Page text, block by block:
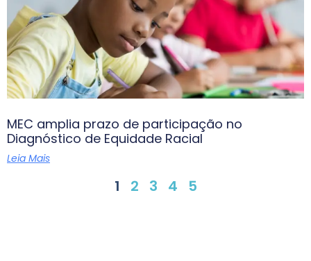
MEC amplia prazo de participação no
Diagnóstico de Equidade Racial
Leia Mais
1 2 3 4 5